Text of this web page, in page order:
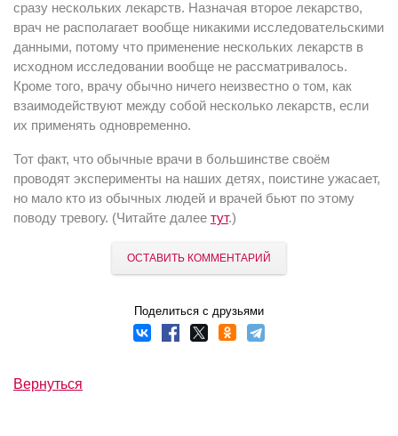
сразу нескольких лекарств. Назначая второе лекарство,
врач не располагает вообще никакими исследовательскими
данными, потому что применение нескольких лекарств в
исходном исследовании вообще не рассматривалось.
Кроме того, врачу обычно ничего неизвестно о том, как
взаимодействуют между собой несколько лекарств, если
их применять одновременно.
Тот факт, что обычные врачи в большинстве своём
проводят эксперименты на наших детях, поистине ужасает,
но мало кто из обычных людей и врачей бьют по этому
поводу тревогу. (Читайте далее тут.)
ОСТАВИТЬ КОММЕНТАРИЙ
Поделиться с друзьями
Вернуться